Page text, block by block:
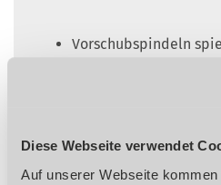
Diese Webseite verwendet
Auf unserer Webseite
Vorschubspindeln
Stabile
EMV-Filter (zum
Elektronik vor